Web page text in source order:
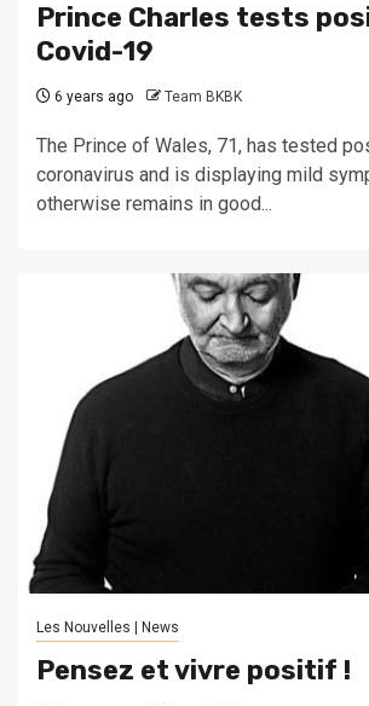
Prince Charles tests
Covid-19
6 years ago Team BKBK
The Prince of Wales, 71, has tested
coronavirus and is displaying mild
otherwise remains in good...
Les Nouvelles | News
Pensez et vivre positif !